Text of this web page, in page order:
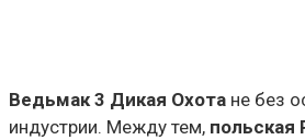
Ведьмак 3 Дикая Охота не без
индустрии. Между тем, польская